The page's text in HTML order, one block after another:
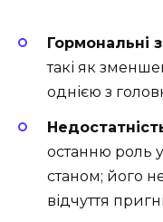
Гормональні
такі як
однією з
останню роль
станом; його
відчуття